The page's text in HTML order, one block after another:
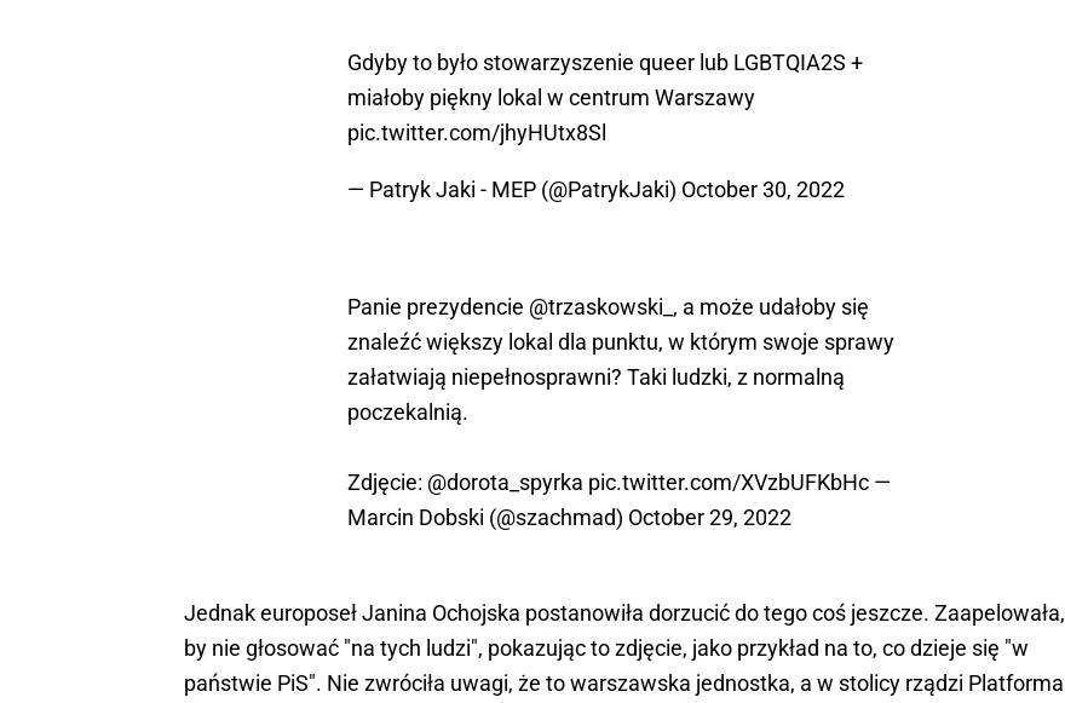
Gdyby to było stowarzyszenie queer lub LGBTQIA2S +
miałoby piękny lokal w centrum Warszawy
pic.twitter.com/jhyHUtx8Sl
— Patryk Jaki - MEP (@PatrykJaki) October 30, 2022
Panie prezydencie @trzaskowski_ , a może udałoby się
znaleźć większy lokal dla punktu, w którym swoje sprawy
załatwiają niepełnosprawni? Taki ludzki, z normalną
poczekalnią.
Zdjęcie: @dorota_spyrka pic.twitter.com/XVzbUFKbHc —
Marcin Dobski (@szachmad) October 29, 2022
Jednak europoseł Janina Ochojska postanowiła dorzucić do tego coś jeszcze. Zaapelowała,
by nie głosować "na tych ludzi", pokazując to zdjęcie, jako przykład na to, co dzieje się "w
państwie PiS". Nie zwróciła uwagi, że to warszawska jednostka, a w stolicy rządzi Platforma